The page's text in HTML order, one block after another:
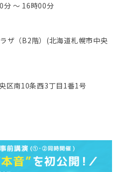
分 〜 16時00分
ザ（B2階）(北海道札幌市中央
区南10条西3丁目1番1号